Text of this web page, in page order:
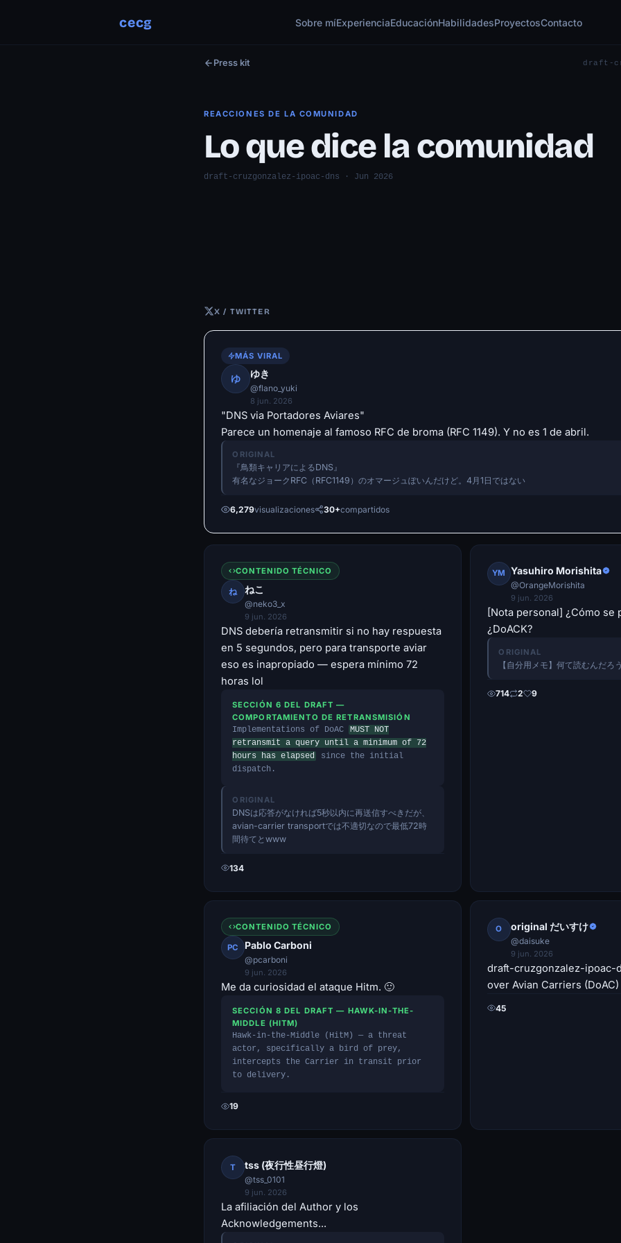
cecg Sobre míExperienciaEducaciónHabilidadesProyectosContacto
Press kit draft-
REACCIONES DE LA COMUNIDAD
Lo que dice la comunidad
draft-cruzgonzalez-ipoac-dns · Jun 2026
X / TWITTER
MÁS VIRAL
ゆ ゆき
@flano_yuki
8 jun. 2026
"DNS via Portadores Aviares"
Parece un homenaje al famoso RFC de broma (RFC 1149). Y no es 1 de abril.
ORIGINAL
『鳥類キャリアによるDNS』
有名なジョークRFC（RFC1149）のオマージュぽいんだけど。4月1日ではない
6,279visualizaciones 30+compartidos
CONTENIDO TÉCNICO
ね ねこ
@neko3_x
9 jun. 2026
DNS debería retransmitir si no hay respuesta
en 5 segundos, pero para transporte aviar
eso es inapropiado — espera mínimo 72
horas lol
SECCIÓN 6 DEL DRAFT —
COMPORTAMIENTO DE RETRANSMISIÓN
Implementations of DoAC
MUST NOT
retransmit a query until a minimum of 72
hours has elapsed
since the initial
dispatch.
ORIGINAL
DNSは応答がなければ5秒以内に再送信すべきだが、
avian-carrier transportでは不適切なので最低72時
間待てとwww
134
YM Yasuhiro Morishita
@OrangeMorishita
9 jun. 2026
[Nota personal] ¿Cómo se
¿DoACK?
ORIGINAL
【自分用メモ】何て読むんだろ
714 2 9
CONTENIDO TÉCNICO
PC Pablo Carboni
@pcarboni
9 jun. 2026
Me da curiosidad el ataque Hitm. 🙂
SECCIÓN 8 DEL DRAFT — HAWK-IN-THE-
MIDDLE (HITM)
Hawk-in-the-Middle (HitM) — a threat
actor, specifically a bird of prey,
intercepts the Carrier in transit prior
to delivery.
19
O original だいすけ
@daisuke
9 jun. 2026
draft-cruzgonzalez-ipoac-
over Avian Carriers (DoAC)
45
T tss (夜行性昼行燈)
@tss_0101
9 jun. 2026
La afiliación del Author y los
Acknowledgements...